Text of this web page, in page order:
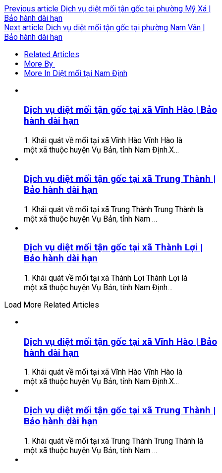
Previous article Dịch vụ diệt mối tận gốc tại phường Mỹ Xá |
Bảo hành dài hạn
Next article Dịch vụ diệt mối tận gốc tại phường Nam Vân |
Bảo hành dài hạn
Related Articles
More By
More In Diệt mối tại Nam Định
Dịch vụ diệt mối tận gốc tại xã Vĩnh Hào | Bảo
hành dài hạn
1. Khái quát về mối tại xã Vĩnh Hào Vĩnh Hào là
một xã thuộc huyện Vụ Bản, tỉnh Nam Định.X…
Dịch vụ diệt mối tận gốc tại xã Trung Thành |
Bảo hành dài hạn
1. Khái quát về mối tại xã Trung Thành Trung Thành là
một xã thuộc huyện Vụ Bản, tỉnh Nam …
Dịch vụ diệt mối tận gốc tại xã Thành Lợi |
Bảo hành dài hạn
1. Khái quát về mối tại xã Thành Lợi Thành Lợi là
một xã thuộc huyện Vụ Bản, tỉnh Nam Định…
Load More Related Articles
Dịch vụ diệt mối tận gốc tại xã Vĩnh Hào | Bảo
hành dài hạn
1. Khái quát về mối tại xã Vĩnh Hào Vĩnh Hào là
một xã thuộc huyện Vụ Bản, tỉnh Nam Định.X…
Dịch vụ diệt mối tận gốc tại xã Trung Thành |
Bảo hành dài hạn
1. Khái quát về mối tại xã Trung Thành Trung Thành là
một xã thuộc huyện Vụ Bản, tỉnh Nam …